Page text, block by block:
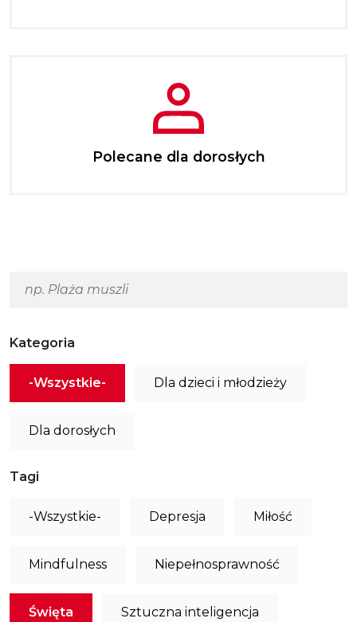
Polecane dla dorosłych
Kategoria
-Wszystkie- Dla dzieci i młodzieży
Dla dorosłych
Tagi
-Wszystkie- Depresja Miłość
Mindfulness Niepełnosprawność
Święta Sztuczna inteligencja